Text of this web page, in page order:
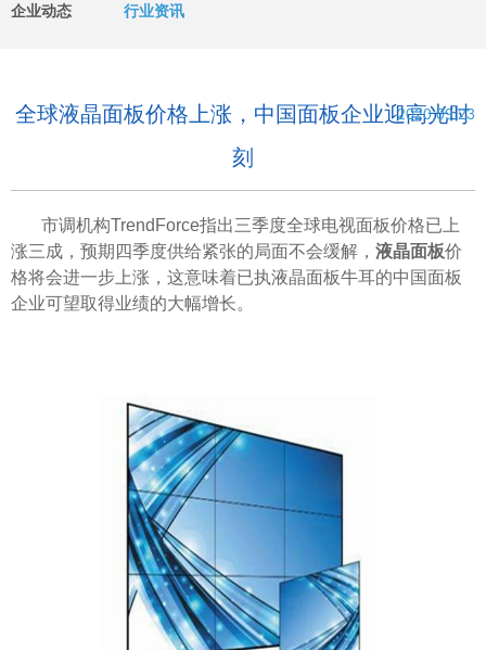
企业动态 行业资讯
全球液晶面板价格上涨，中国面板企业迎高光时
刻
2020.09.23
市调机构TrendForce指出三季度全球电视面板价格已上
涨三成，预期四季度供给紧张的局面不会缓解， 液晶面板价
格将会进一步上涨，这意味着已执液晶面板牛耳的中国面板
企业可望取得业绩的大幅增长。